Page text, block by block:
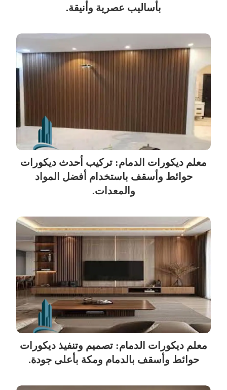
بأساليب عصرية وأنيقة.
معلم ديكورات الدمام: تركيب أحدث ديكورات
حوائط وأسقف باستخدام أفضل المواد
والمعدات.
معلم ديكورات الدمام: تصميم وتنفيذ ديكورات
حوائط وأسقف بالدمام ومكة بأعلى جودة.